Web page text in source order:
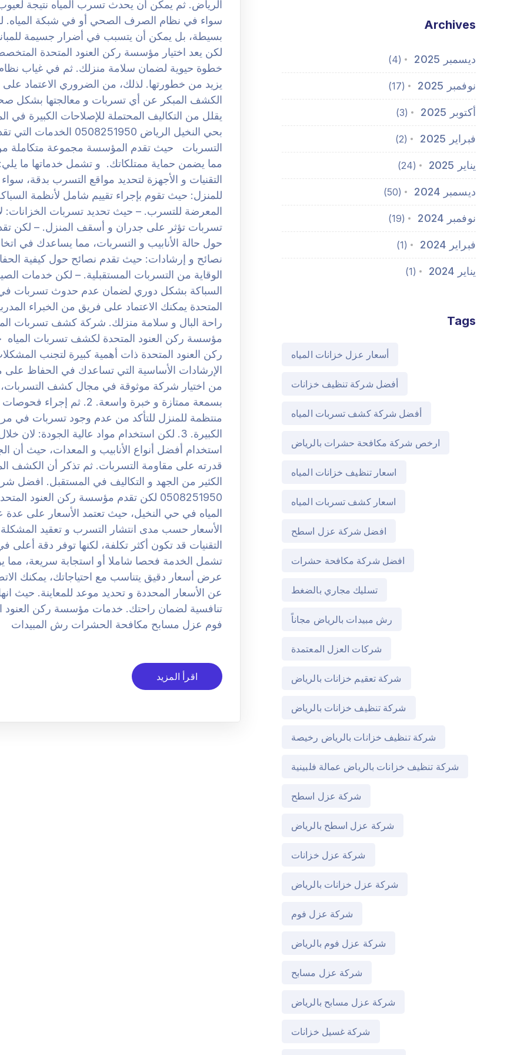
الرياض. ثم يمكن أن يحدث تسرب المياه نتيجة لعيوب
سواء في نظام الصرف الصحي أو في شبكة المياه.
بسيطة، بل يمكن أن يتسبب في أضرار جسيمة
لكن يعد اختيار مؤسسة ركن العنود المتحدة
خطوة حيوية لضمان سلامة منزلك. ثم في غياب
يزيد من خطورتها. لذلك، من الضروري الاعتماد
الكشف المبكر عن أي تسربات و معالجتها بشكل
يقلل من التكاليف المحتملة للإصلاحات الكبيرة
بحي النخيل الرياض
التسربات حيث تقدم المؤسسة مجموعة متكاملة
مما يضمن حماية ممتلكاتك. و تشمل خدماتها ما
التقنيات و الأجهزة لتحديد مواقع التسرب بدقة،
للمنزل: حيث تقوم بإجراء تقييم شامل لأنظمة
المعرضة للتسرب. – حيث تحديد تسربات الخزانات:
تسربات تؤثر على جدران و أسقف المنزل. – لكن
حول حالة الأنابيب و التسربات، مما يساعدك في
نصائح و إرشادات: حيث تقدم نصائح حول كيفية
الوقاية من التسربات المستقبلية. – لكن خدمات
السباكة بشكل دوري لضمان عدم حدوث تسربات في
المتحدة يمكنك الاعتماد على فريق من الخبراء
مؤسسة ركن العنود المتحدة لكشف تسربات المياه
ركن العنود المتحدة ذات أهمية كبيرة لتجنب
من اختيار شركة موثوقة في مجال كشف التسربات،
بسمعة ممتازة و خبرة
منتظمة للمنزل للتأكد من عدم وجود تسربات في
الكبيرة. 3. لكن استخدام مواد عالية الجودة:
استخدام أفضل أنواع الأنابيب و المعدات، حيث أن
قدرته على مقاومة التسربات. ثم تذكر أن الكشف
الكثير من الجهد و التكاليف في المستقبل. افضل
0508251950 لكن تقدم مؤسسة ركن
المياه في حي النخيل، حيث تعتمد الأسعار على
الأسعار حسب مدى انتشار التسرب و تعقيد
التقنيات قد تكون أكثر تكلفة، لكنها توفر دقة
تشمل الخدمة فحصا شاملا أو استجابة سريعة، مما
عرض أسعار دقيق يتناسب مع احتياجاتك، يمكنك
عن الأسعار المحددة و تحديد موعد للمعاينة. حيث
تنافسية لضمان راحتك. خدمات مؤسسة ركن
فوم عزل مسابح مكافحة الحشرات رش المبيدات
اقرأ المزيد
Archives
ديسمبر 2025 (4)
نوفمبر 2025 (17)
أكتوبر 2025 (3)
فبراير 2025 (2)
يناير 2025 (24)
ديسمبر 2024 (50)
نوفمبر 2024 (19)
فبراير 2024 (1)
يناير 2024 (1)
Tags
أسعار عزل خزانات المياه
أفضل شركة تنظيف خزانات
أفضل شركة كشف تسربات المياه
ارخص شركة مكافحة حشرات بالرياض
اسعار تنظيف خزانات المياه
اسعار كشف تسربات المياه
افضل شركة عزل اسطح
افضل شركة مكافحة حشرات
تسليك مجاري بالضغط
رش مبيدات بالرياض مجاناً
شركات العزل المعتمدة
شركة تعقيم خزانات بالرياض
شركة تنظيف خزانات بالرياض
شركة تنظيف خزانات بالرياض رخيصة
شركة تنظيف خزانات بالرياض عمالة فلبينية
شركة عزل اسطح
شركة عزل اسطح بالرياض
شركة عزل خزانات
شركة عزل خزانات بالرياض
شركة عزل فوم
شركة عزل فوم بالرياض
شركة عزل مسابح
شركة عزل مسابح بالرياض
شركة غسيل خزانات